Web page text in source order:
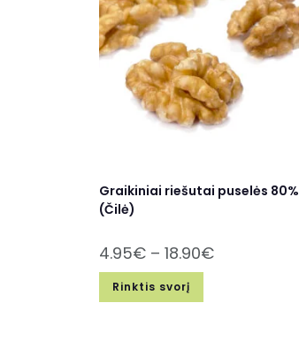
Graikiniai riešutai puselės 80%
(Čilė)
4.95€ – 18.90€
Rinktis svorį